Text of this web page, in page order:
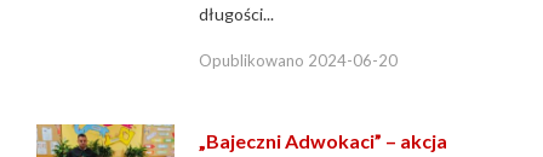
długości...
Opublikowano 2024-06-20
„Bajeczni Adwokaci” – akcja